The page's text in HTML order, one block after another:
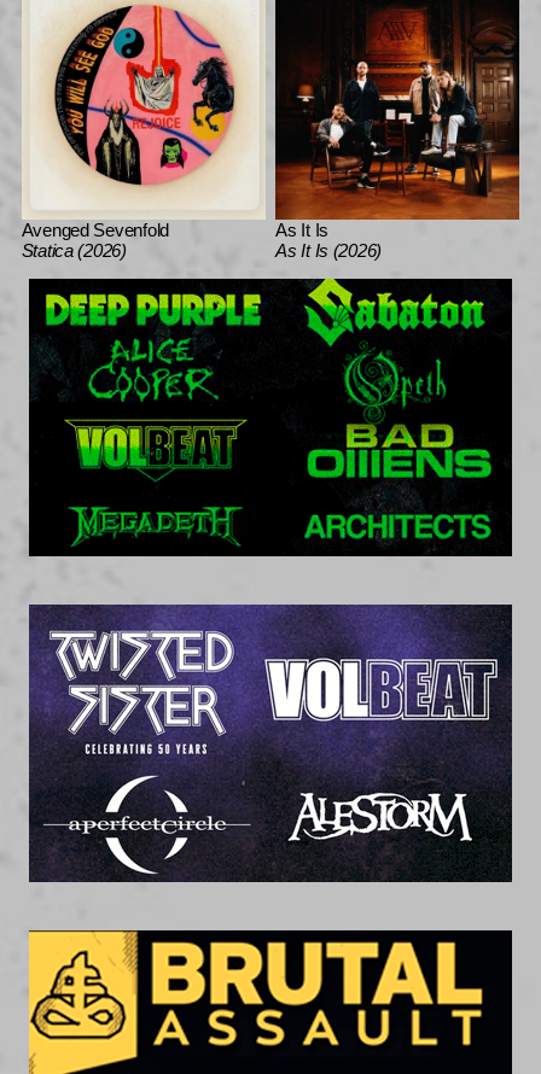
Avenged Sevenfold
Statica (2026)
As It Is
As It Is (2026)